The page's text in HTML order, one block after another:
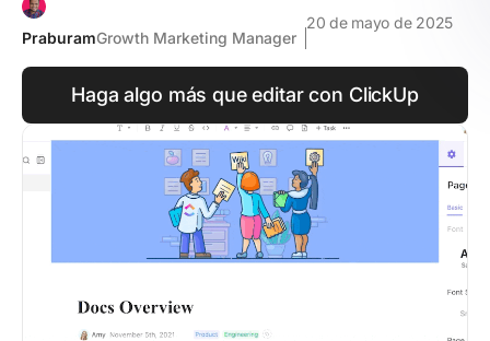
PraburamGrowth Marketing Manager
20 de mayo de 2025
Haga algo más que editar con ClickUp